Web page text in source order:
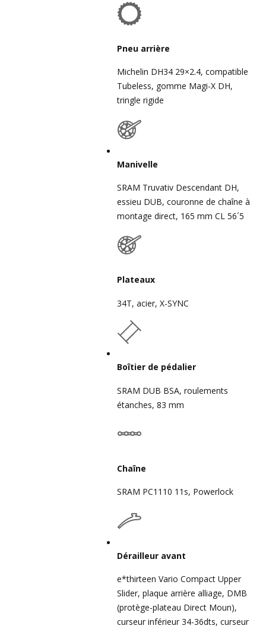
Pneu arrière
Michelin DH34 29×2.4, compatible
Tubeless, gomme Magi-X DH,
tringle rigide
Manivelle
SRAM Truvativ Descendant DH,
essieu DUB, couronne de chaîne à
montage direct, 165 mm CL 56´5
Plateaux
34T, acier, X-SYNC
Boîtier de pédalier
SRAM DUB BSA, roulements
étanches, 83 mm
Chaîne
SRAM PC1110 11s, Powerlock
Dérailleur avant
e*thirteen Vario Compact Upper
Slider, plaque arrière alliage, DMB
(protège-plateau Direct Moun),
curseur inférieur 34-36dts, curseur